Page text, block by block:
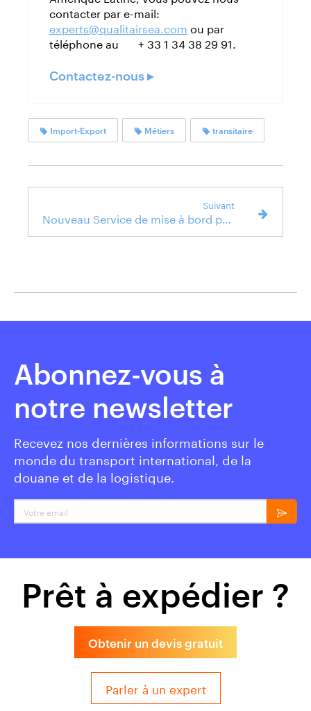
contacter par e-mail:
experts@qualitairsea.com ou par
téléphone au + 33 1 34 38 29 91.
Contactez-nous ▸
Import-Export Métiers transitaire
Suivant
Abonnez-vous à
notre newsletter
Recevez nos dernières informations sur le
monde du transport international, de la
douane et de la logistique.
Votre email
Prêt à expédier ?
Obtenir un devis gratuit
Parler à un expert